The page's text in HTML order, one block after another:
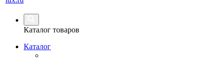
Каталог товаров
Каталог